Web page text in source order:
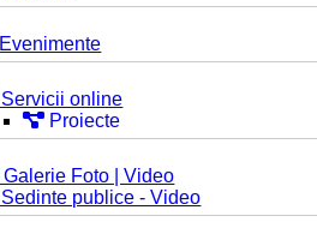
Evenimente
Servicii online
Proiecte
Galerie Foto | Video
Sedinte publice - Video